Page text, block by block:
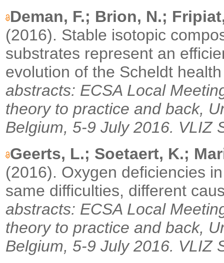
Deman, F.; Brion, N.;
(2016). Stable isotopic
substrates represent an
evolution of the Scheldt
abstracts: ECSA Local
theory to practice and back,
Belgium, 5-9 July 2016. VLIZ
Geerts, L.; Soetaert, K.;
(2016). Oxygen deficiencies
same difficulties, different
abstracts: ECSA Local
theory to practice and back,
Belgium, 5-9 July 2016. VLIZ